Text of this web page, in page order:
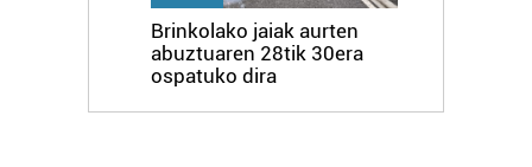
Brinkolako jaiak aurten
abuztuaren 28tik 30era
ospatuko dira